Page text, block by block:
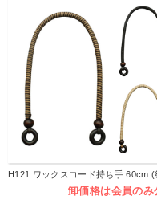
H121 ワックスコード持ち手 60cm (
卸価格は会員のみ